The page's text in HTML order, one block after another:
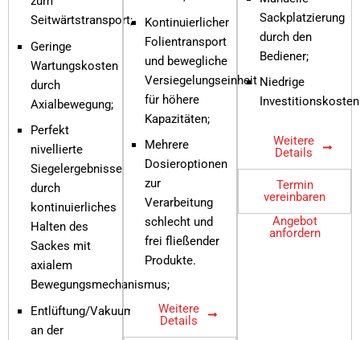
Seitwärtstransport;
Geringe
Wartungskosten
durch
Axialbewegung;
Perfekt
nivellierte
Siegelergebnisse
durch
kontinuierliches
Halten des
Sackes mit
axialem
Bewegungsmechanismus;
Entlüftung/Vakuum
an der
Kontinuierlicher
Folientransport
und bewegliche
Versiegelungseinheit
für höhere
Kapazitäten;
Mehrere
Dosieroptionen
zur
Verarbeitung
schlecht und
frei fließender
Produkte.
Weitere
Details
Sackplatzierung
durch den
Bediener;
Niedrige
Weitere
Details
Termin
vereinbaren
Angebot
anfordern